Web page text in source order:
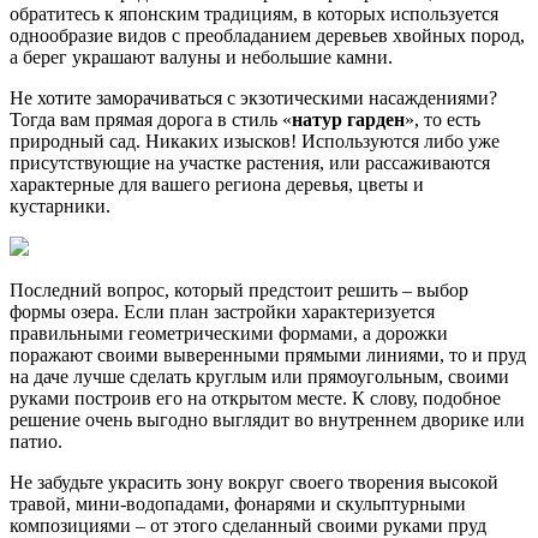
обратитесь к японским традициям, в которых используется
однообразие видов с преобладанием деревьев хвойных пород,
а берег украшают валуны и небольшие камни.
Не хотите заморачиваться с экзотическими насаждениями?
Тогда вам прямая дорога в стиль «натур гарден», то есть
природный сад. Никаких изысков! Используются либо уже
присутствующие на участке растения, или рассаживаются
характерные для вашего региона деревья, цветы и
кустарники.
Последний вопрос, который предстоит решить – выбор
формы озера. Если план застройки характеризуется
правильными геометрическими формами, а дорожки
поражают своими выверенными прямыми линиями, то и пруд
на даче лучше сделать круглым или прямоугольным, своими
руками построив его на открытом месте. К слову, подобное
решение очень выгодно выглядит во внутреннем дворике или
патио.
Не забудьте украсить зону вокруг своего творения высокой
травой, мини-водопадами, фонарями и скульптурными
композициями – от этого сделанный своими руками пруд